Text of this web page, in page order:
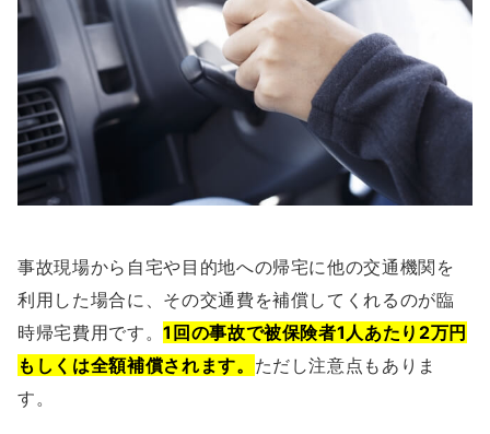
事故現場から自宅や目的地への帰宅に他の交通機関を
利用した場合に、その交通費を補償してくれるのが臨
時帰宅費用です。1回の事故で被保険者1人あたり2万円
もしくは全額補償されます。 ただし注意点もありま
す。